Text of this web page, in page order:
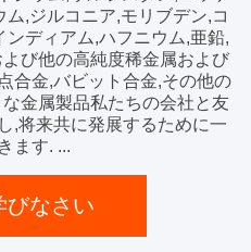
,ジルコニア,モリブデン,コ
ディアム,ハフニウム,亜鉛,
び他の高純度稀金属および
合金,バビット合金,その他の
金属製品私たちの会社と友
,将来共に発展するために一
ます. ...
びなさい